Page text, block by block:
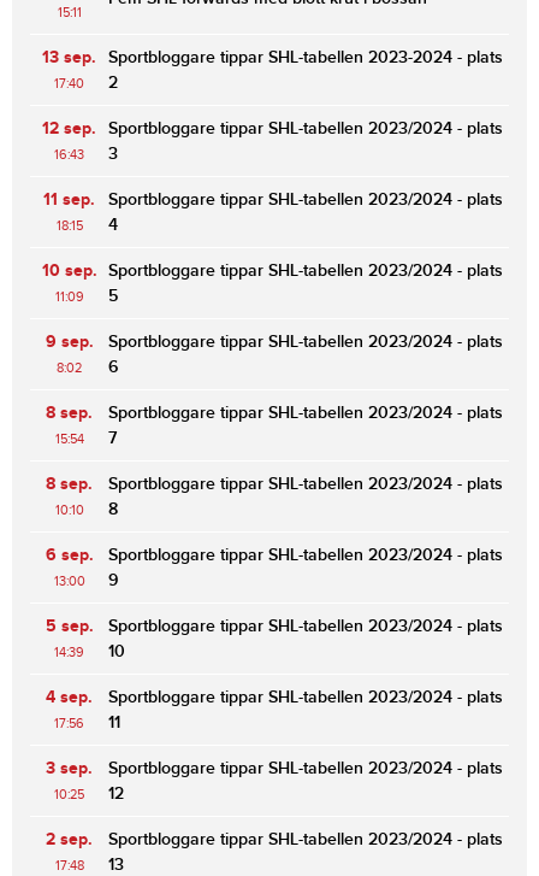
15:11
13 sep.
17:40
Sportbloggare tippar SHL-tabellen 2023-2024 - plats
2
12 sep.
16:43
Sportbloggare tippar SHL-tabellen 2023/2024 - plats
3
11 sep.
18:15
Sportbloggare tippar SHL-tabellen 2023/2024 - plats
4
10 sep.
11:09
Sportbloggare tippar SHL-tabellen 2023/2024 - plats
5
9 sep.
8:02
Sportbloggare tippar SHL-tabellen 2023/2024 - plats
6
8 sep.
15:54
Sportbloggare tippar SHL-tabellen 2023/2024 - plats
7
8 sep.
10:10
Sportbloggare tippar SHL-tabellen 2023/2024 - plats
8
6 sep.
13:00
Sportbloggare tippar SHL-tabellen 2023/2024 - plats
9
5 sep.
14:39
Sportbloggare tippar SHL-tabellen 2023/2024 - plats
10
4 sep.
17:56
Sportbloggare tippar SHL-tabellen 2023/2024 - plats
11
3 sep.
10:25
Sportbloggare tippar SHL-tabellen 2023/2024 - plats
12
2 sep.
17:48
Sportbloggare tippar SHL-tabellen 2023/2024 - plats
13